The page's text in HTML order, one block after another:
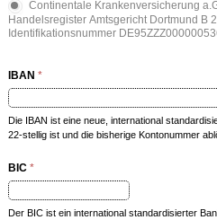
Continentale Krankenversicherung
Handelsregister Amtsgericht Dortmund B
Identifikationsnummer
IBAN *
Die IBAN ist eine neue, international standardisierte
22-stellig ist und die bisherige Kontonummer
BIC *
Der BIC ist ein international standardisierter